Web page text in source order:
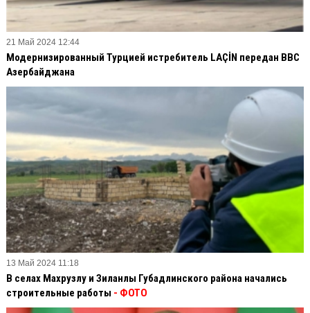
21 Май 2024 12:44
Модернизированный Турцией истребитель LAÇİN передан ВВС
Азербайджана
13 Май 2024 11:18
В селах Махрузлу и Зиланлы Губадлинского района начались
строительные работы - ФОТО